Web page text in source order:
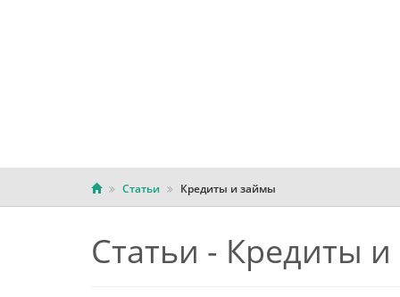
Статьи Кредиты и займы
Статьи - Кредиты